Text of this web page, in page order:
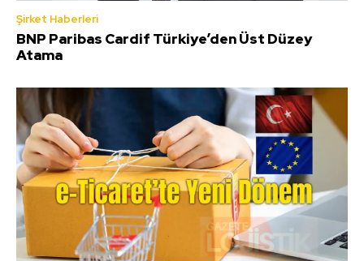
Şirket Haberleri
BNP Paribas Cardif Türkiye’den Üst Düzey
Atama